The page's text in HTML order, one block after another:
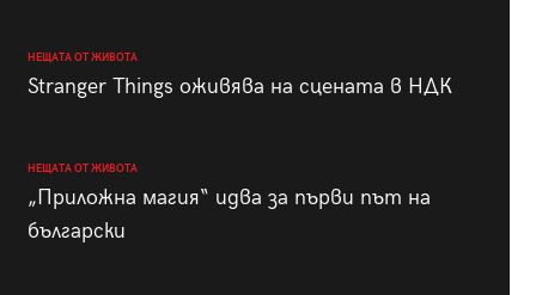
НЕЩАТА ОТ ЖИВОТА
Stranger Things оживява на сцената в НДК
НЕЩАТА ОТ ЖИВОТА
„Приложна магия“ идва за първи път на
български